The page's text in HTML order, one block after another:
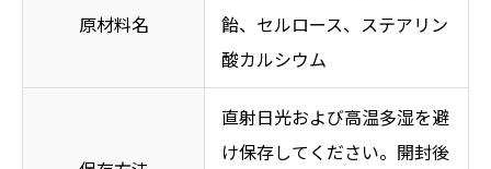
原材料名
飴、セルロース、ステアリン
酸カルシウム
直射日光および高温多湿を避
け保存してください。開封後